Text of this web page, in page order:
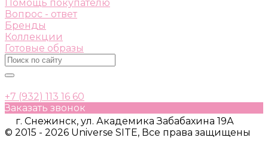
Помощь покупателю
Вопрос - ответ
Бренды
Коллекции
Готовые образы
+7 (932) 113 16 60
Заказать звонок
г. Снежинск, ул. Академика Забабахина 19А
© 2015 - 2026 Universe SITE, Все права защищены